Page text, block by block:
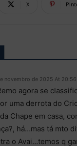
X
novembro de 2025 At 20:56
agora se
uma derrota do
Chape em casa,
há…mas tá mto
o Avai…temos q